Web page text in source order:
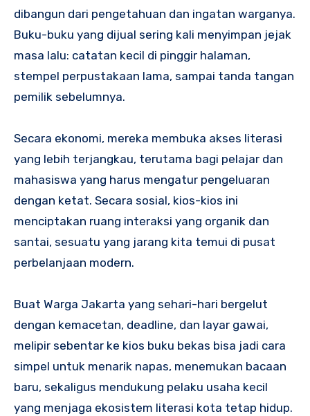
dibangun dari pengetahuan dan ingatan warganya.
Buku-buku yang dijual sering kali menyimpan jejak
masa lalu: catatan kecil di pinggir halaman,
stempel perpustakaan lama, sampai tanda tangan
pemilik sebelumnya.
Secara ekonomi, mereka membuka akses literasi
yang lebih terjangkau, terutama bagi pelajar dan
mahasiswa yang harus mengatur pengeluaran
dengan ketat. Secara sosial, kios-kios ini
menciptakan ruang interaksi yang organik dan
santai, sesuatu yang jarang kita temui di pusat
perbelanjaan modern.
Buat Warga Jakarta yang sehari-hari bergelut
dengan kemacetan, deadline, dan layar gawai,
melipir sebentar ke kios buku bekas bisa jadi cara
simpel untuk menarik napas, menemukan bacaan
baru, sekaligus mendukung pelaku usaha kecil
yang menjaga ekosistem literasi kota tetap hidup.